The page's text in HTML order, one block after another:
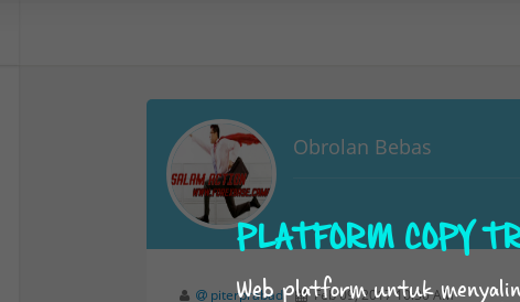
Obrolan Bebas
piterprabadi Feb 09, 2017 10:30 AM
PLATFORM COPY
Web platform untuk